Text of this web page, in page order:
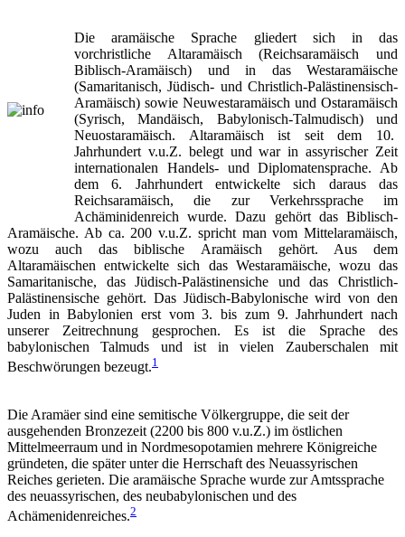
Die aramäische Sprache gliedert sich in das
vorchristliche Altaramäisch (Reichsaramäisch und
Biblisch-Aramäisch) und in das Westaramäische
(Samaritanisch, Jüdisch- und Christlich-Palästinensisch-
Aramäisch) sowie Neuwestaramäisch und Ostaramäisch
(Syrisch, Mandäisch, Babylonisch-Talmudisch) und
Neuostaramäisch. Altaramäisch ist seit dem 10.
Jahrhundert v.u.Z. belegt und war in assyrischer Zeit
internationalen Handels- und Diplomatensprache. Ab
dem 6. Jahrhundert entwickelte sich daraus das
Reichsaramäisch, die zur Verkehrssprache im
Achäminidenreich wurde. Dazu gehört das Biblisch-
Aramäische. Ab ca. 200 v.u.Z. spricht man vom Mittelaramäisch,
wozu auch das biblische Aramäisch gehört. Aus dem
Altaramäischen entwickelte sich das Westaramäische, wozu das
Samaritanische, das Jüdisch-Palästinensiche und das Christlich-
Palästinensische gehört. Das Jüdisch-Babylonische wird von den
Juden in Babylonien erst vom 3. bis zum 9. Jahrhundert nach
unserer Zeitrechnung gesprochen. Es ist die Sprache des
babylonischen Talmuds und ist in vielen Zauberschalen mit
Beschwörungen bezeugt.1
Die Aramäer sind eine semitische Völkergruppe, die seit der
ausgehenden Bronzezeit (2200 bis 800 v.u.Z.) im östlichen
Mittelmeerraum und in Nordmesopotamien mehrere Königreiche
gründeten, die später unter die Herrschaft des Neuassyrischen
Reiches gerieten. Die aramäische Sprache wurde zur Amtssprache
des neuassyrischen, des neubabylonischen und des
Achämenidenreiches.2